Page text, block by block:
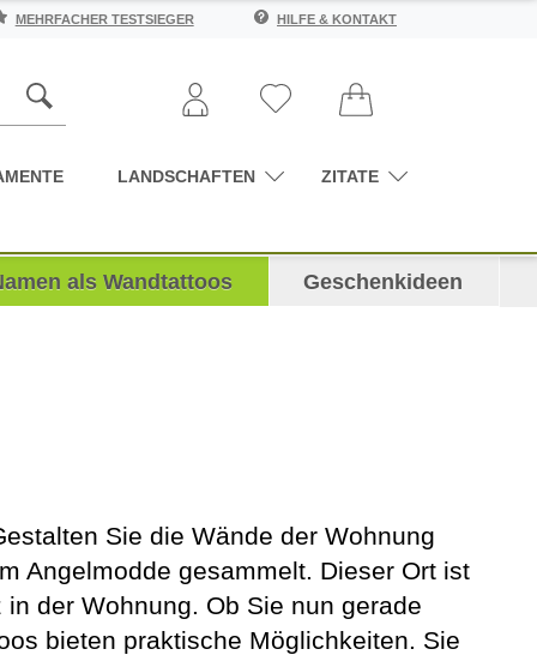
MEHRFACHER TESTSIEGER HILFE & KONTAKT
LANDSCHAFTEN ZITATE
als Wandtattoos Geschenkideen
Sie die Wände der Wohnung
Angelmodde gesammelt. Dieser Ort ist
der Wohnung. Ob Sie nun gerade
bieten praktische Möglichkeiten. Sie